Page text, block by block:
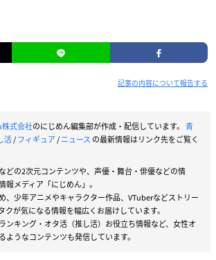
記事の内容について報告する
式会社のにじめん編集部が作成・配信しています。 青
活/フィギュア/ニュース の最新情報はリンク先をご覧く
どの2次元コンテンツや、声優・舞台・俳優などの情
メディア「にじめん」。
、少年アニメやキャラクター作品、VTuberなどストリー
クが気になる情報を幅広くお届けしています。
ンキング・オタ活（推し活）お役立ち情報など、女性オ
ようなコンテンツも発信しています。